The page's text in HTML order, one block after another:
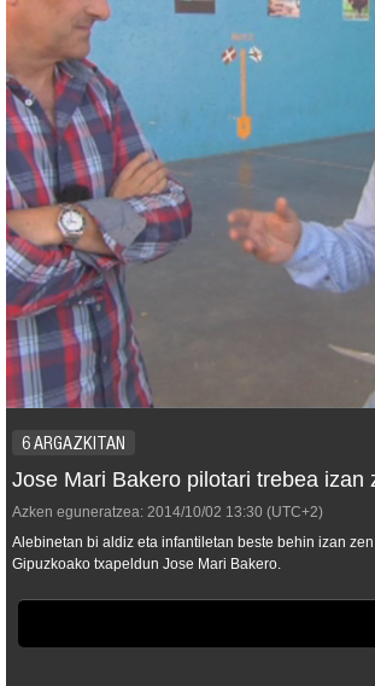
6 ARGAZKITAN
Jose Mari Bakero pilotari trebea izan
Azken eguneratzea: 2014/10/02 13:30 (UTC+2)
Alebinetan bi aldiz eta infantiletan beste behin izan
Gipuzkoako txapeldun Jose Mari Bakero.